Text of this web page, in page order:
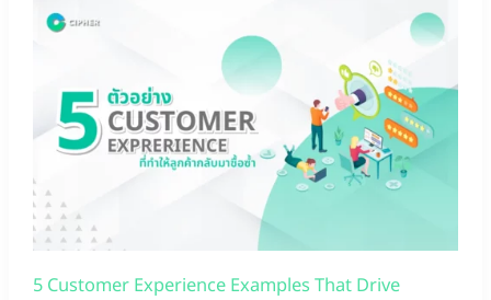
5 Customer Experience Examples That Drive